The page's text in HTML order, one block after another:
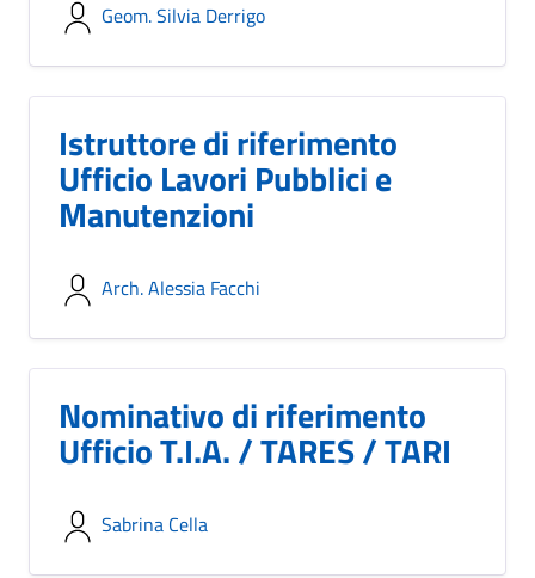
Geom. Silvia Derrigo
Istruttore di riferimento
Ufficio Lavori Pubblici e
Manutenzioni
Arch. Alessia Facchi
Nominativo di riferimento
Ufficio T.I.A. / TARES / TARI
Sabrina Cella